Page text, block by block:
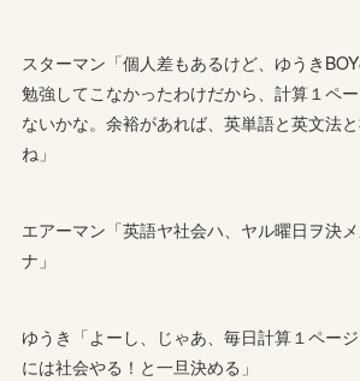
スターマン「個人差もあるけど、ゆうき
勉強してこなかったわけだから、計算１ペ
ないかな。余裕があれば、英単語と英文法
ね」
エアーマン「英語ヤ社会ハ、ヤル曜日ヲ決
ナ」
ゆうき「よーし、じゃあ、毎日計算１ペー
には社会やる！と一旦決める」